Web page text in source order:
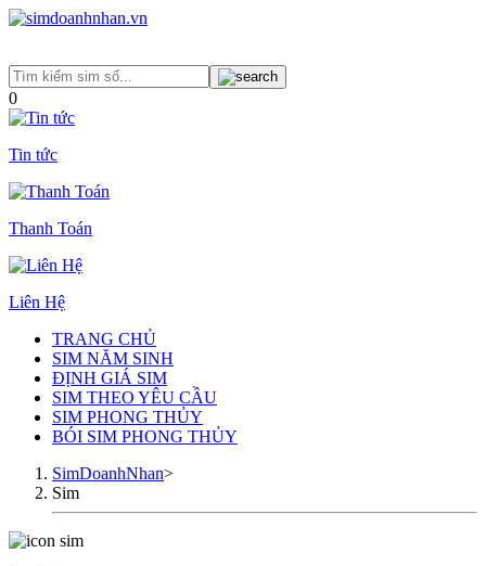
0
Tin tức
Thanh Toán
Liên Hệ
TRANG CHỦ
SIM NĂM SINH
ĐỊNH GIÁ SIM
SIM THEO YÊU CẦU
SIM PHONG THỦY
BÓI SIM PHONG THỦY
SimDoanhNhan>
Sim